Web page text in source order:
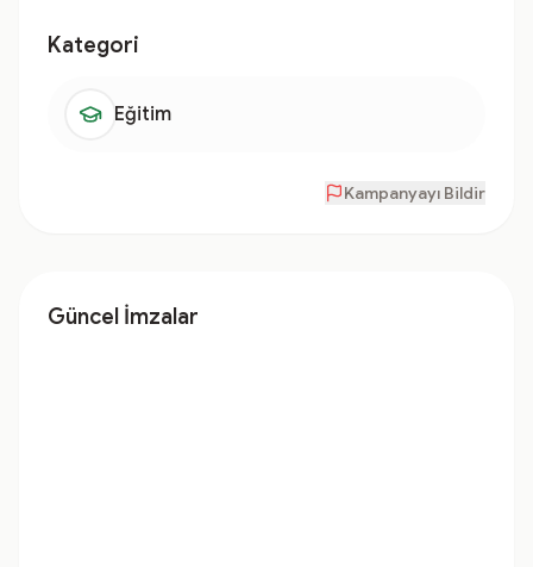
Kategori
Eğitim
Kampanyayı Bildir
Güncel İmzalar